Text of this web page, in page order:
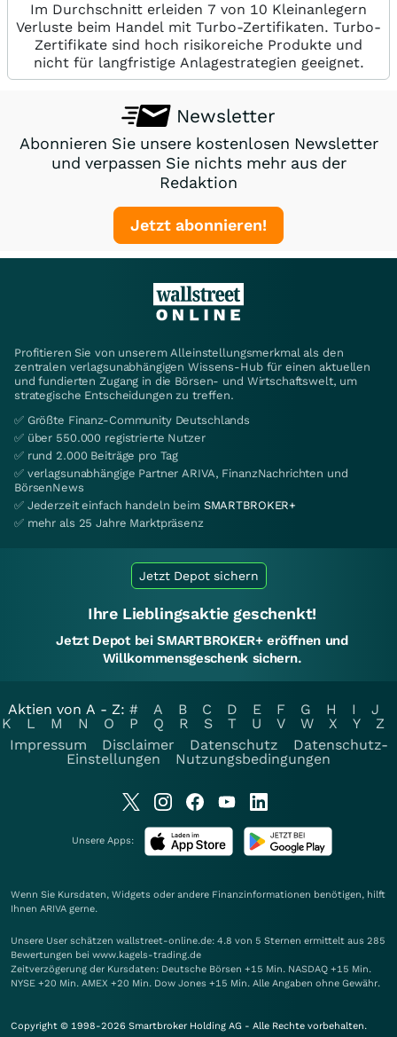
Im Durchschnitt erleiden 7 von 10 Kleinanlegern
Verluste beim Handel mit Turbo-Zertifikaten. Turbo-
Zertifikate sind hoch risikoreiche Produkte und
nicht für langfristige Anlagestrategien geeignet.
Newsletter
Abonnieren Sie unsere kostenlosen Newsletter
und verpassen Sie nichts mehr aus der
Redaktion
Jetzt abonnieren!
Profitieren Sie von unserem Alleinstellungsmerkmal als den
zentralen verlagsunabhängigen Wissens-Hub für einen aktuellen
und fundierten Zugang in die Börsen- und Wirtschaftswelt, um
strategische Entscheidungen zu treffen.
✅ Größte Finanz-Community Deutschlands
✅ über 550.000 registrierte Nutzer
✅ rund 2.000 Beiträge pro Tag
✅ verlagsunabhängige Partner ARIVA, FinanzNachrichten und
BörsenNews
✅ Jederzeit einfach handeln beim SMARTBROKER+
✅ mehr als 25 Jahre Marktpräsenz
Jetzt Depot sichern
Ihre Lieblingsaktie geschenkt!
Jetzt Depot bei SMARTBROKER+ eröffnen und
Willkommensgeschenk sichern.
Aktien von A - Z: # A B C D E F G H I
J
K
L M N O P Q R S T U V W X Y
Z
Impressum
Disclaimer Datenschutz
Datenschutz-
Einstellungen
Nutzungsbedingungen
Unsere Apps:
Wenn Sie Kursdaten, Widgets oder andere Finanzinformationen benötigen, hilft
Ihnen ARIVA gerne.
Unsere User schätzen wallstreet-online.de: 4.8 von 5 Sternen ermittelt aus 285
Bewertungen bei www.kagels-trading.de
Zeitverzögerung der Kursdaten: Deutsche Börsen +15 Min. NASDAQ +15 Min.
NYSE +20 Min. AMEX +20 Min. Dow Jones +15 Min. Alle Angaben ohne Gewähr.
Copyright © 1998-2026 Smartbroker Holding AG - Alle Rechte vorbehalten.